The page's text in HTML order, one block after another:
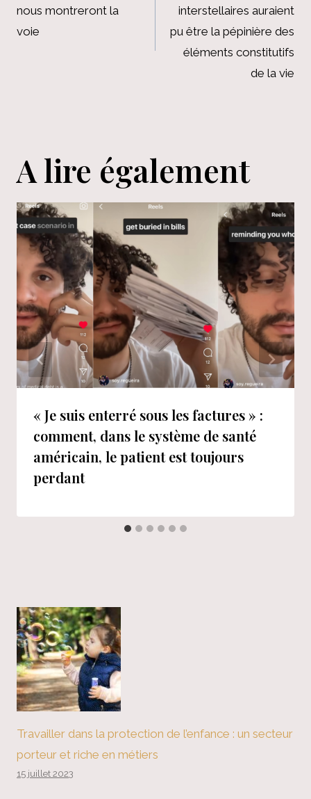
l’article
nous montreront la
voie
interstellaires auraient
pu être la pépinière des
éléments constitutifs
de la vie
A lire également
« Je suis enterré sous les factures » :
comment, dans le système de santé
américain, le patient est toujours
perdant
Travailler dans la protection de l’enfance : un secteur
porteur et riche en métiers
15 juillet 2023